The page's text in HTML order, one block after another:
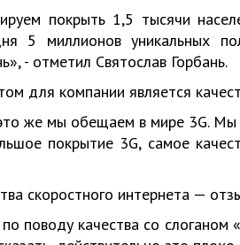
покрыть 1,5 тысячи
5 миллионов уникальных
- отметил Святослав Горбань.
для компании является
же мы обещаем в мире 3G.
покрытие 3G, самое
скоростного интернета —
поводу качества со